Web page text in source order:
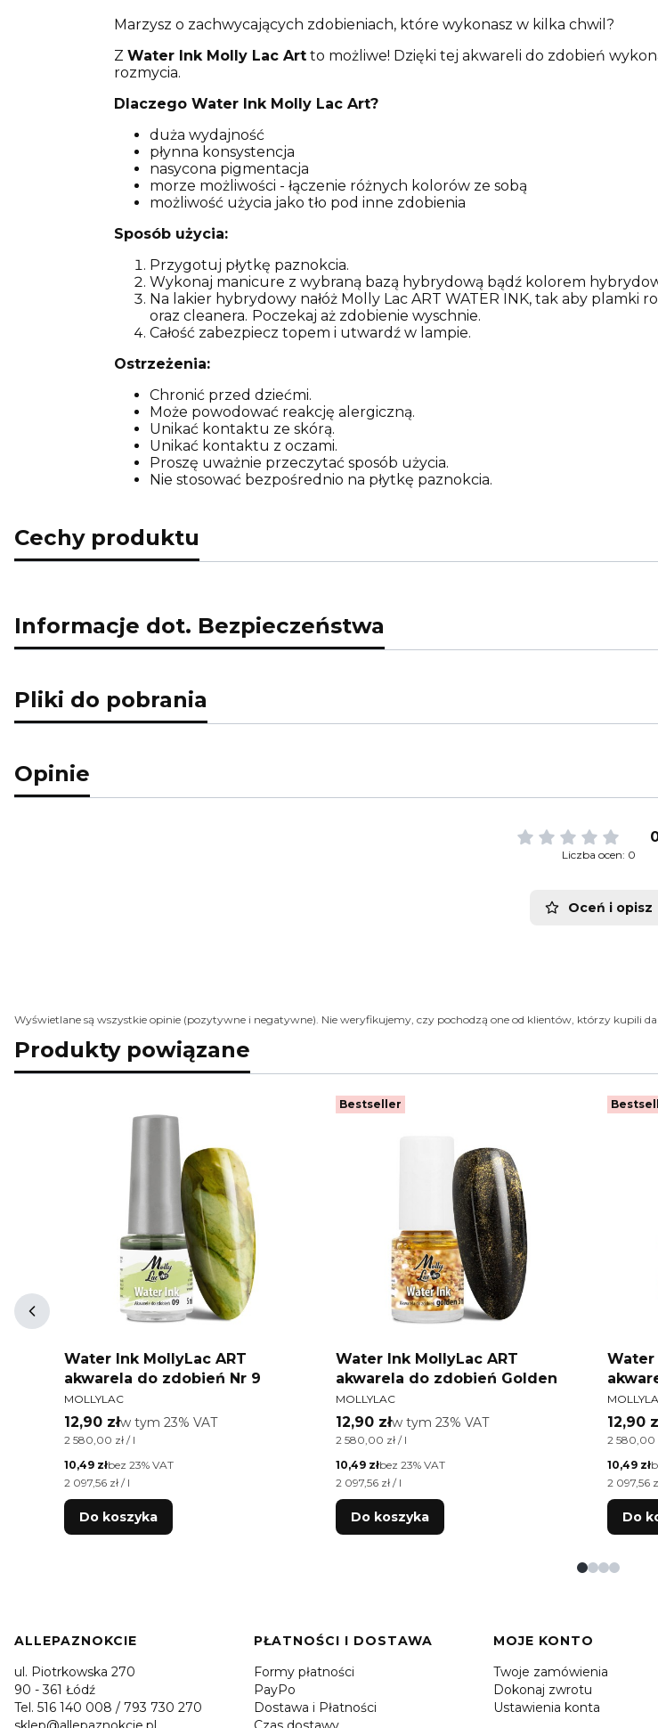
Marzysz o zachwycających zdobieniach, które wykonasz w kilka chwil?
Z Water Ink Molly Lac Art to możliwe! Dzięki tej akwareli do zdobień
rozmycia.
Dlaczego Water Ink Molly Lac Art?
duża wydajność
płynna konsystencja
nasycona pigmentacja
morze możliwości - łączenie różnych kolorów ze sobą
możliwość użycia jako tło pod inne zdobienia
Sposób użycia:
Przygotuj płytkę paznokcia.
Wykonaj manicure z wybraną bazą hybrydową bądź kolorem
Na lakier hybrydowy nałóż Molly Lac ART WATER INK, tak aby plamki
oraz cleanera. Poczekaj aż zdobienie wyschnie.
Całość zabezpiecz topem i utwardź w lampie.
Ostrzeżenia:
Chronić przed dziećmi.
Może powodować reakcję alergiczną.
Unikać kontaktu ze skórą.
Unikać kontaktu z oczami.
Proszę uważnie przeczytać sposób użycia.
Nie stosować bezpośrednio na płytkę paznokcia.
Cechy produktu
Informacje dot. Bezpieczeństwa
Pliki do pobrania
Opinie
Liczba ocen: 0
Oceń i opisz
Wyświetlane są wszystkie opinie (pozytywne i negatywne). Nie weryfikujemy, czy pochodzą one od klientów, którzy kupili
Produkty powiązane
Water Ink MollyLac ART
akwarela do zdobień Nr 9
PRODUCENT
MOLLYLAC
Cena brutto
12,90 złw tym %s VAT
w tym 23% VAT
Cena jednostkowa brutto
2 580,00 zł / l
Cena netto
10,49 złbez 23% VAT
Cena jednostkowa netto
2 097,56 zł / l
Do koszyka
Bestseller
Water Ink MollyLac ART
akwarela do zdobień Golden
PRODUCENT
MOLLYLAC
Cena brutto
12,90 złw tym %s VAT
w tym 23% VAT
Cena jednostkowa brutto
2 580,00 zł / l
Cena netto
10,49 złbez 23% VAT
Cena jednostkowa netto
2 097,56 zł / l
Do koszyka
Water
Cena
12,90
Cena
2 580,00
Cena
10,49 zł
Cena
2 097,56
Do
Linki w stopce
ALLEPAZNOKCIE
ul. Piotrkowska 270
90 - 361 Łódź
Tel. 516 140 008 / 793 730 270
PŁATNOŚCI I DOSTAWA
Formy płatności
PayPo
Dostawa i Płatności
MOJE KONTO
Twoje zamówienia
Dokonaj zwrotu
Ustawienia konta